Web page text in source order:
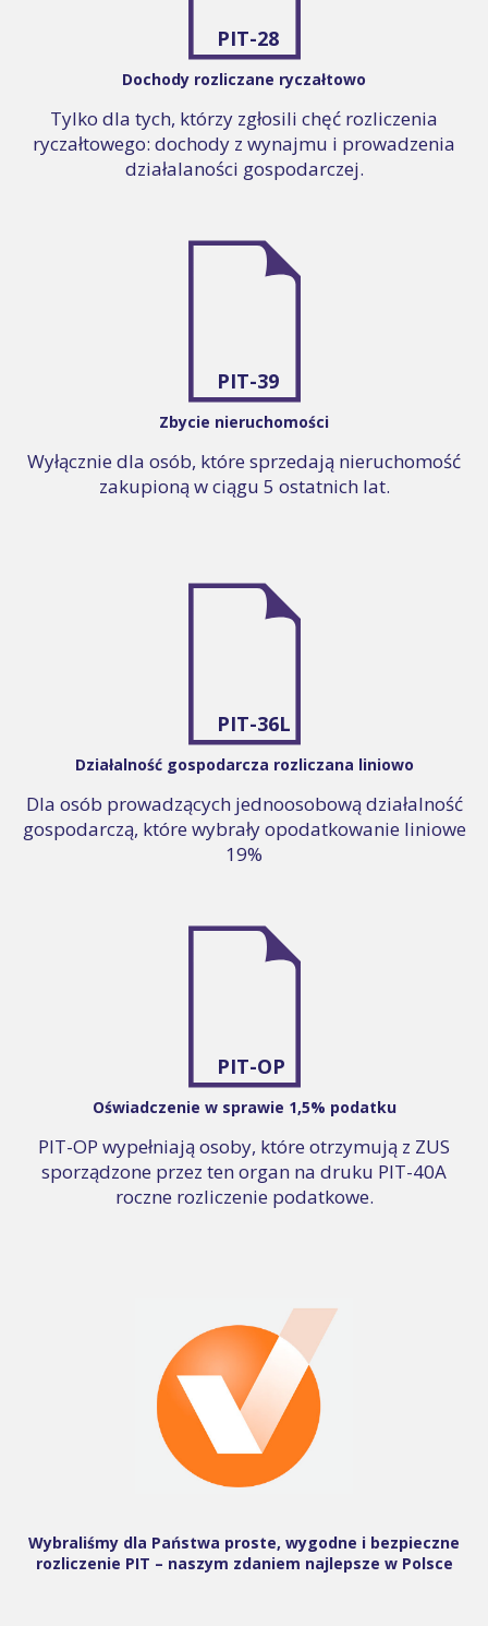
PIT-28
Dochody rozliczane ryczałtowo
Tylko dla tych, którzy zgłosili chęć rozliczenia
ryczałtowego: dochody z wynajmu i prowadzenia
działalaności gospodarczej.
PIT-39
Zbycie nieruchomości
Wyłącznie dla osób, które sprzedają nieruchomość
zakupioną w ciągu 5 ostatnich lat.
PIT-36L
Działalność gospodarcza rozliczana liniowo
Dla osób prowadzących jednoosobową działalność
gospodarczą, które wybrały opodatkowanie liniowe
19%
PIT-OP
Oświadczenie w sprawie 1,5% podatku
PIT-OP wypełniają osoby, które otrzymują z ZUS
sporządzone przez ten organ na druku PIT-40A
roczne rozliczenie podatkowe.
Wybraliśmy dla Państwa proste, wygodne i bezpieczne
rozliczenie PIT – naszym zdaniem najlepsze w Polsce